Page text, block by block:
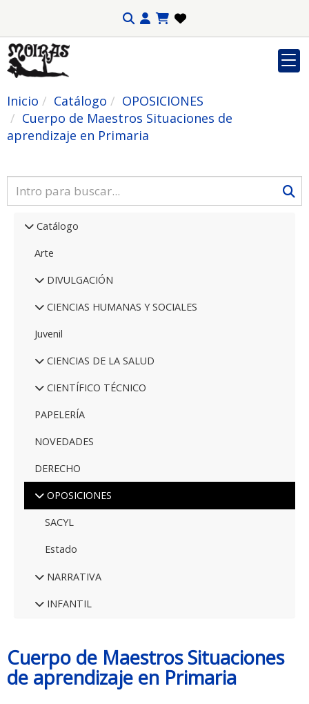
Inicio Catálogo
OPOSICIONES
Cuerpo de Maestros Situaciones de
aprendizaje en Primaria
Catálogo
Arte
DIVULGACIÓN
CIENCIAS HUMANAS Y SOCIALES
Juvenil
CIENCIAS DE LA SALUD
CIENTÍFICO TÉCNICO
PAPELERÍA
NOVEDADES
DERECHO
OPOSICIONES
SACYL
Estado
NARRATIVA
INFANTIL
Cuerpo de Maestros Situaciones
de aprendizaje en Primaria